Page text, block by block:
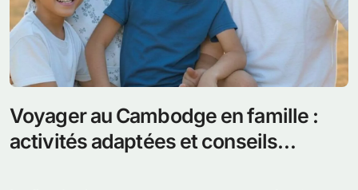
Voyager au Cambodge en famille :
activités adaptées et conseils